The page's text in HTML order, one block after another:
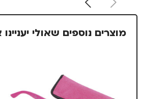
מוצרים נוספים שאולי